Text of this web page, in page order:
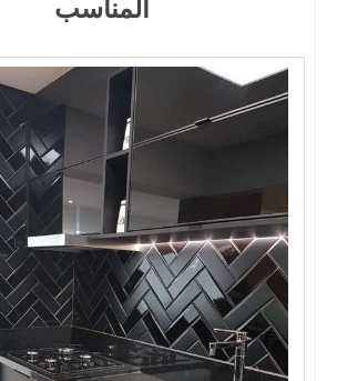
المناسب